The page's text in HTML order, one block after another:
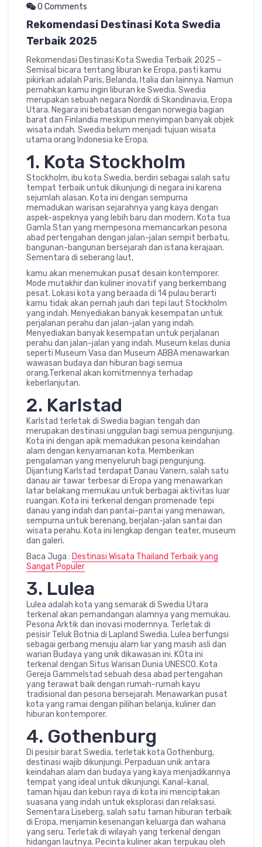
0 Comments
Rekomendasi Destinasi Kota Swedia
Terbaik 2025
Rekomendasi Destinasi Kota Swedia Terbaik 2025 –
Semisal bicara tentang liburan ke Eropa, pasti kamu
pikirkan adalah Paris, Belanda, Italia dan lainnya. Namun
pernahkan kamu ingin liburan ke Swedia. Swedia
merupakan sebuah negara Nordik di Skandinavia, Eropa
Utara. Negara ini bebatasan dengan norwegia bagian
barat dan Finlandia meskipun menyimpan banyak objek
wisata indah. Swedia belum menjadi tujuan wisata
utama orang Indonesia ke Eropa.
1. Kota Stockholm
Stockholm, ibu kota Swedia, berdiri sebagai salah satu
tempat terbaik untuk dikunjungi di negara ini karena
sejumlah alasan. Kota ini dengan sempurna
memadukan warisan sejarahnya yang kaya dengan
aspek-aspeknya yang lebih baru dan modern. Kota tua
Gamla Stan yang mempesona memancarkan pesona
abad pertengahan dengan jalan-jalan sempit berbatu,
bangunan-bangunan bersejarah dan istana kerajaan.
Sementara di seberang laut,
kamu akan menemukan pusat desain kontemporer.
Mode mutakhir dan kuliner inovatif yang berkembang
pesat. Lokasi kota yang beraada di 14 pulau berarti
kamu tidak akan pernah jauh dari tepi laut Stockholm
yang indah. Menyediakan banyak kesempatan untuk
perjalanan perahu dan jalan-jalan yang indah.
Menyediakan banyak kesempatan untuk perjalanan
perahu dan jalan-jalan yang indah. Museum kelas dunia
seperti Museum Vasa dan Museum ABBA menawarkan
wawasan budaya dan hiburan bagi semua
orang.Terkenal akan komitmennya terhadap
keberlanjutan.
2. Karlstad
Karlstad terletak di Swedia bagian tengah dan
merupakan destinasi unggulan bagi semua pengunjung.
Kota ini dengan apik memadukan pesona keindahan
alam dengan kenyamanan kota. Memberikan
pengalaman yang menyeluruh bagi pengunjung.
Dijantung Karlstad terdapat Danau Vanern, salah satu
danau air tawar terbesar di Eropa yang menawarkan
latar belakang memukau untuk berbagai aktivitas luar
ruangan. Kota ini terkenal dengan promenade tepi
danau yang indah dan pantai-pantai yang menawan,
sempurna untuk berenang, berjalan-jalan santai dan
wisata perahu. Kota ini lengkap dengan teater, museum
dan galeri.
Baca Juga : Destinasi Wisata Thailand Terbaik yang
Sangat Populer
3. Lulea
Lulea adalah kota yang semarak di Swedia Utara
terkenal akan pemandangan alamnya yang memukau.
Pesona Arktik dan inovasi modernnya. Terletak di
pesisir Teluk Botnia di Lapland Swedia. Lulea berfungsi
sebagai gerbang menuju alam liar yang masih asli dan
warian Budaya yang unik dikawasan ini. K0ta ini
terkenal dengan Situs Warisan Dunia UNESCO. Kota
Gereja Gammelstad sebuah desa abad pertengahan
yang terawat baik dengan rumah-rumah kayu
tradisional dan pesona bersejarah. Menawarkan pusat
kota yang ramai dengan pilihan belanja, kuliner dan
hiburan kontemporer.
4. Gothenburg
Di pesisir barat Swedia, terletak kota Gothenburg,
destinasi wajib dikunjungi. Perpaduan unik antara
keindahan alam dan budaya yang kaya menjadikannya
tempat yang ideal untuk dikunjungi. Kanal-kanal,
taman hijau dan kebun raya di kota ini menciptakan
suasana yang indah untuk eksplorasi dan relaksasi.
Sementara Liseberg, salah satu taman hiburan terbaik
di Eropa, menjamin kesenangan keluarga dan wahana
yang seru. Terletak di wilayah yang terkenal dengan
hidangan lautnya. Pecinta kuliner akan terpukau oleh